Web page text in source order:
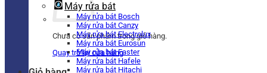
Chưa có sản phẩm trong giỏ hàng.
Quay trở lại cửa hàng
Máy rửa bát
Máy rửa bát Bosch
Máy rửa bát Canzy
Máy rửa bát Electrolux
Máy rửa bát Eurosun
Máy rửa bát Faster
Máy rửa bát Hafele
Máy rửa bát Hitachi